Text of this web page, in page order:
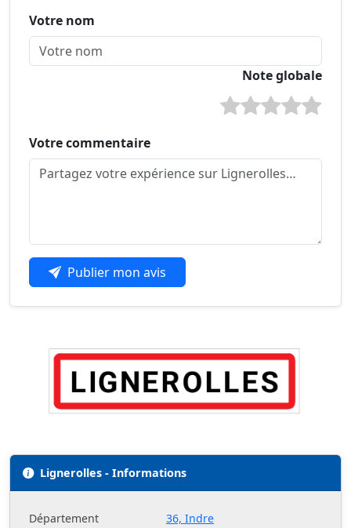
Votre nom
Note globale
Votre commentaire
Publier mon avis
Lignerolles - Informations
Département
36, Indre